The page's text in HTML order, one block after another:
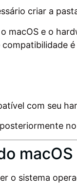
criar a
macOS e o
é
com seu
macOS
o sistema